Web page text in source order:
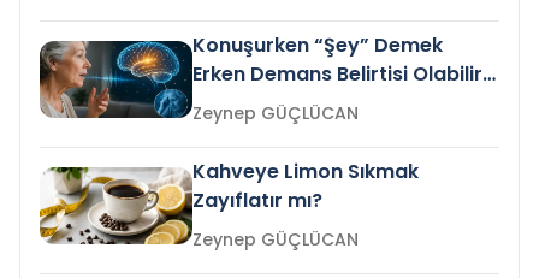
Konuşurken “Şey” Demek
Erken Demans Belirtisi Olabilir
mi?
Zeynep GÜÇLÜCAN
Kahveye Limon Sıkmak
Zayıflatır mı?
Zeynep GÜÇLÜCAN